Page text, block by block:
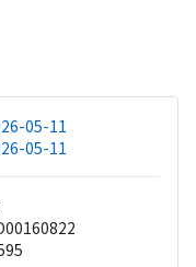
05-11
05-11